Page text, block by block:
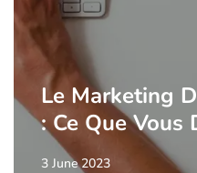
Le Marketing
: Ce Que Vous
3 June 2023